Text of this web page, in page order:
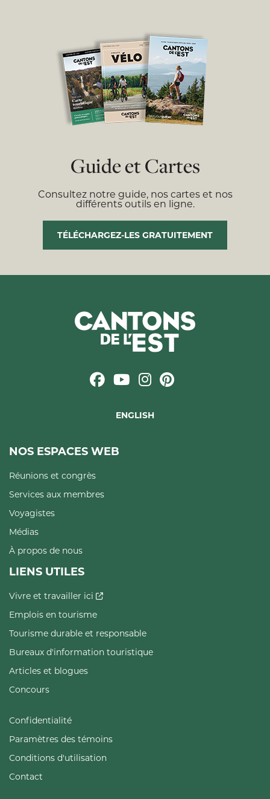
Guide et Cartes
Consultez notre guide, nos cartes et nos
différents outils en ligne.
TÉLÉCHARGEZ-LES GRATUITEMENT
ENGLISH
NOS ESPACES WEB
Réunions et congrès
Services aux membres
Voyagistes
Médias
À propos de nous
LIENS UTILES
Vivre et travailler ici
Emplois en tourisme
Tourisme durable et responsable
Bureaux d'information touristique
Articles et blogues
Concours
Confidentialité
Paramètres des témoins
Conditions d'utilisation
Contact